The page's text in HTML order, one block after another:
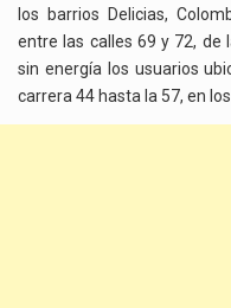
los barrios Delicias,
entre las calles 69 y 72, de
sin energía los usuarios
carrera 44 hasta la 57, en